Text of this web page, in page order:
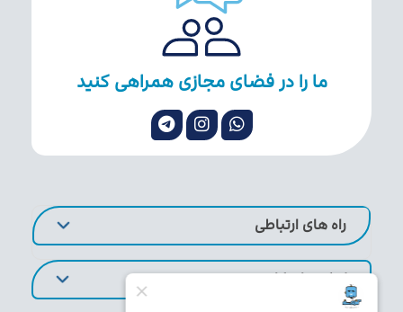
ما را در فضای مجازی همراهی کنید
راه های ارتباطی
لینک های کاربردی